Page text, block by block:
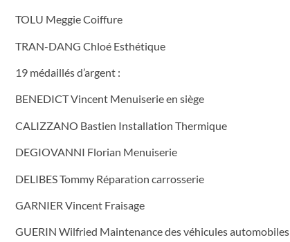
TOLU Meggie Coiffure
TRAN-DANG Chloé Esthétique
19 médaillés d’argent :
BENEDICT Vincent Menuiserie en siège
CALIZZANO Bastien Installation Thermique
DEGIOVANNI Florian Menuiserie
DELIBES Tommy Réparation carrosserie
GARNIER Vincent Fraisage
GUERIN Wilfried Maintenance des véhicules automobiles